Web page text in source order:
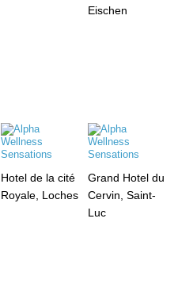
Eischen
Hotel de la cité
Royale, Loches
Grand Hotel du
Cervin, Saint-
Luc